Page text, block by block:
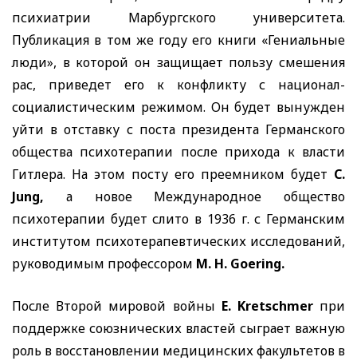
психиатрии Марбургского университета.
Публикация в том же году его книги «Гениальные
люди», в которой он защищает пользу смешения
рас, приведет его к конфликту с национал-
социалистическим режимом. Он будет вынужден
уйти в отставку с поста президента Германского
общества психотерапии после прихода к власти
Гитлера. На этом посту его преемником будет C.
Jung, а новое Международное общество
психотерапии будет слито в 1936 г. с Германским
институтом психотерапевтических исследований,
руководимым профессором M. H. Goering.
После Второй мировой войны E. Kretschmer при
поддержке союзнических властей сыграет важную
роль в восстановлении медицинских факультетов в